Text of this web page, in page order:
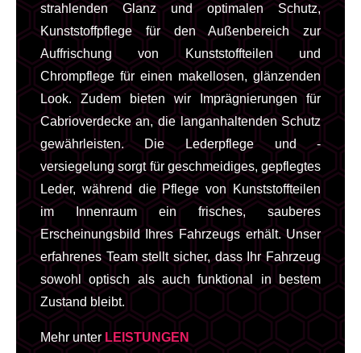
strahlenden Glanz und optimalen Schutz,
Kunststoffpflege für den Außenbereich zur
Auffrischung von Kunststoffteilen und
Chrompflege für einen makellosen, glänzenden
Look. Zudem bieten wir Imprägnierungen für
Cabrioverdecke an, die langanhaltenden Schutz
gewährleisten. Die Lederpflege und -
versiegelung sorgt für geschmeidiges, gepflegtes
Leder, während die Pflege von Kunststoffteilen
im Innenraum ein frisches, sauberes
Erscheinungsbild Ihres Fahrzeugs erhält. Unser
erfahrenes Team stellt sicher, dass Ihr Fahrzeug
sowohl optisch als auch funktional in bestem
Zustand bleibt.
Mehr unter LEISTUNGEN